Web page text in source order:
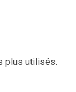
plus utilisés.